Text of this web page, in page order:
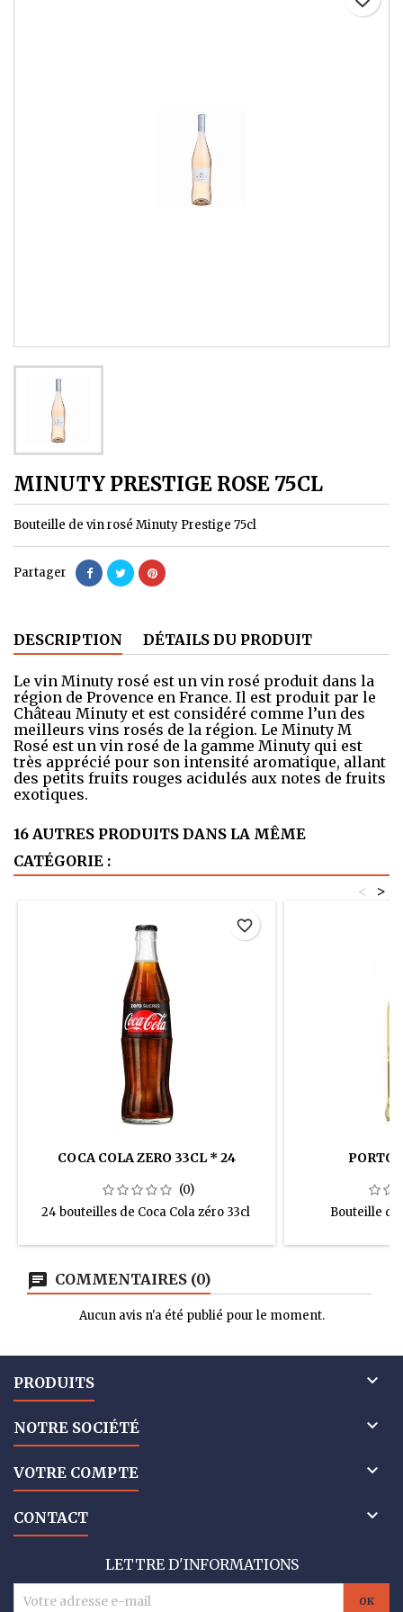
MINUTY PRESTIGE ROSE 75CL
Bouteille de vin rosé Minuty Prestige 75cl
Partager
DESCRIPTION DÉTAILS DU PRODUIT
Le vin Minuty rosé est un vin rosé produit dans la
région de Provence en France. Il est produit par le
Château Minuty et est considéré comme l’un des
meilleurs vins rosés de la région. Le Minuty M
Rosé est un vin rosé de la gamme Minuty qui est
très apprécié pour son intensité aromatique, allant
des petits fruits rouges acidulés aux notes de fruits
exotiques.
16 AUTRES PRODUITS DANS LA MÊME
CATÉGORIE :
>
<
COCA COLA ZERO 33CL * 24
(0)
24 bouteilles de Coca Cola zéro 33cl
favorite_border
PORTO
Bouteille de
COMMENTAIRES (0)
Aucun avis n'a été publié pour le moment.
PRODUITS 
NOTRE SOCIÉTÉ 
VOTRE COMPTE 
CONTACT 
LETTRE D'INFORMATIONS